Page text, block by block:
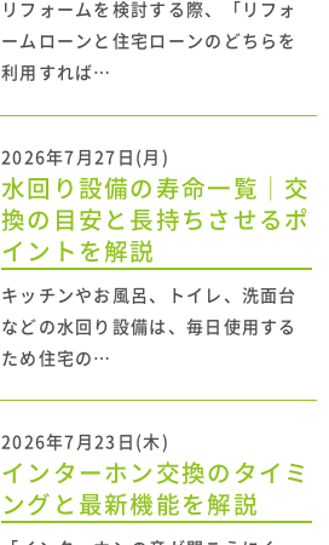
リフォームを検討する際、「リフォ
ームローンと住宅ローンのどちらを
利用すれば…
2026年7月27日(月)
水回り設備の寿命一覧｜交
換の目安と長持ちさせるポ
イントを解説
キッチンやお風呂、トイレ、洗面台
などの水回り設備は、毎日使用する
ため住宅の…
2026年7月23日(木)
インターホン交換のタイミ
ングと最新機能を解説